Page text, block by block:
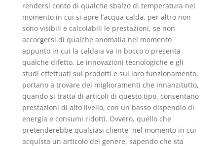
rendersi conto di qualche sbalzo di temperatura nel
momento in cui si apre l’acqua calda, per altro non
sono visibili e calcolabili le prestazioni, se non
accorgersi di qualche anomalia nel momento
appunto in cui la caldaia va in bocco o presenta
qualche difetto. Le innovazioni tecnologiche e gli
studi effettuati sui prodotti e sul loro funzionamento,
portano a trovare dei miglioramenti che innanzitutto,
quando si tratta di articoli di questo tipo, consentano
prestazioni di alto livello, con un basso dispendio di
energia e consumi ridotti. Ovvero, quello che
pretenderebbe qualsiasi cliente, nel momento in cui
acquista un articolo del genere, sapendo che sta